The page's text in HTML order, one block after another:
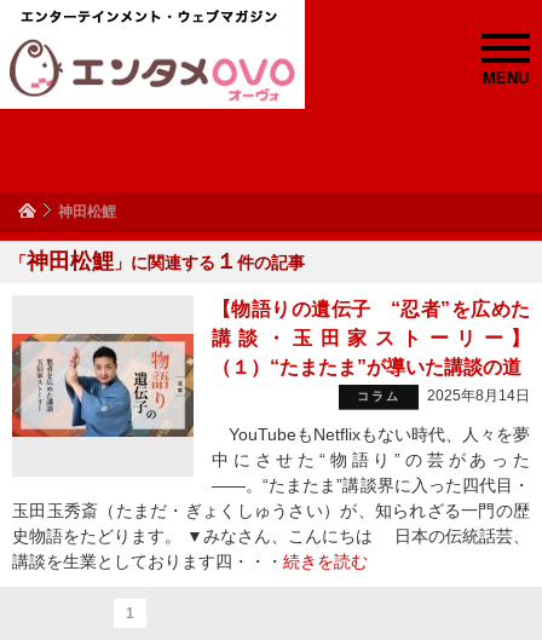
MENU
神田松鯉
「神田松鯉 」に関連する １ 件の記事
【物語りの遺伝子 “忍者”を広めた
講談・玉田家ストーリー】
（１）“たまたま”が導いた講談の道
コラム 2025年8月14日
YouTubeもNetflixもない時代、人々を夢
中にさせた“物語り”の芸があった
——。“たまたま”講談界に入った四代目・
玉田玉秀斎（たまだ・ぎょくしゅうさい）が、知られざる一門の歴
史物語をたどります。 ▼みなさん、こんにちは 日本の伝統話芸、
講談を生業としております四・・・ 続きを読む
1